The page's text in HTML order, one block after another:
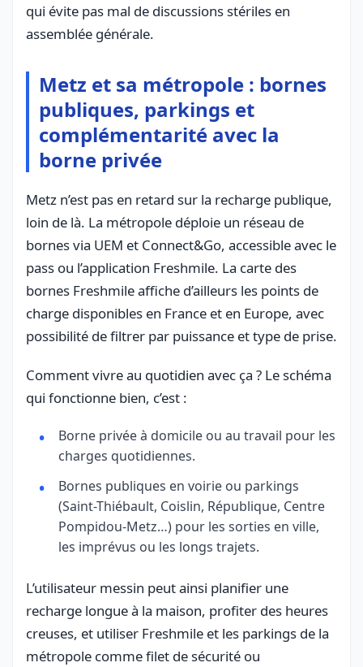
qui évite pas mal de discussions stériles en
assemblée générale.
Metz et sa métropole : bornes
publiques, parkings et
complémentarité avec la
borne privée
Metz n’est pas en retard sur la recharge publique,
loin de là. La métropole déploie un réseau de
bornes via UEM et Connect&Go, accessible avec le
pass ou l’application Freshmile. La carte des
bornes Freshmile affiche d’ailleurs les points de
charge disponibles en France et en Europe, avec
possibilité de filtrer par puissance et type de prise.
Comment vivre au quotidien avec ça ? Le schéma
qui fonctionne bien, c’est :
Borne privée à domicile ou au travail pour les
charges quotidiennes.
Bornes publiques en voirie ou parkings
(Saint-Thiébault, Coislin, République, Centre
Pompidou-Metz…) pour les sorties en ville,
les imprévus ou les longs trajets.
L’utilisateur messin peut ainsi planifier une
recharge longue à la maison, profiter des heures
creuses, et utiliser Freshmile et les parkings de la
métropole comme filet de sécurité ou